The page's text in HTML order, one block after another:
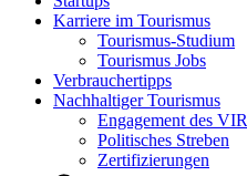
Karriere im Tourismus
Tourismus-Studium
Tourismus Jobs
Verbrauchertipps
Nachhaltiger Tourismus
Engagement des VIR
Politisches Streben
Zertifizierungen